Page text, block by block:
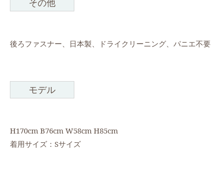
その他
後ろファスナー、日本製、ドライクリーニング、パニエ不要
モデル
H170cm B76cm W58cm H85cm
着用サイズ：Sサイズ